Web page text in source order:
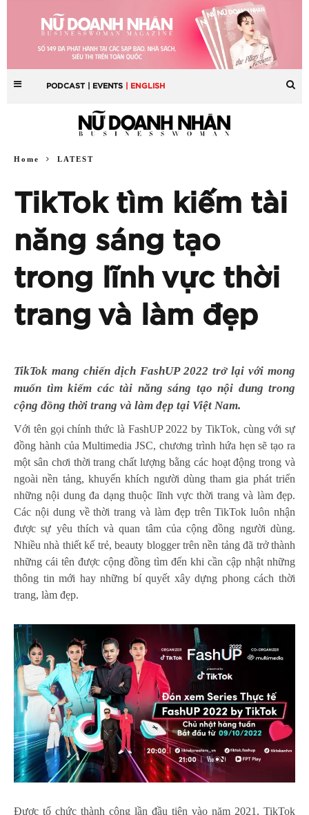
PODCAST | EVENTS | ENGLISH
Home LATEST
TikTok tìm kiếm tài
năng sáng tạo
trong lĩnh vực thời
trang và làm đẹp
TikTok mang chiến dịch FashUP 2022 trở lại với mong
muốn tìm kiếm các tài năng sáng tạo nội dung trong
cộng đồng thời trang và làm đẹp tại Việt Nam.
Với tên gọi chính thức là FashUP 2022 by TikTok, cùng với sự
đồng hành của Multimedia JSC, chương trình hứa hẹn sẽ tạo ra
một sân chơi thời trang chất lượng bằng các hoạt động trong và
ngoài nền tảng, khuyến khích người dùng tham gia phát triển
những nội dung đa dạng thuộc lĩnh vực thời trang và làm đẹp.
Các nội dung về thời trang và làm đẹp trên TikTok luôn nhận
được sự yêu thích và quan tâm của cộng đồng người dùng.
Nhiều nhà thiết kế trẻ, beauty blogger trên nền tảng đã trở thành
những cái tên được cộng đồng tìm đến khi cần cập nhật những
thông tin mới hay những bí quyết xây dựng phong cách thời
trang, làm đẹp.
Được tổ chức thành công lần đầu tiên vào năm 2021, TikTok